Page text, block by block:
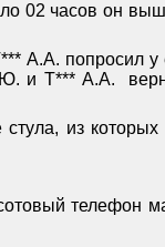
02 часов он
А.А.
и Т*** А.А.
из которых
телефон